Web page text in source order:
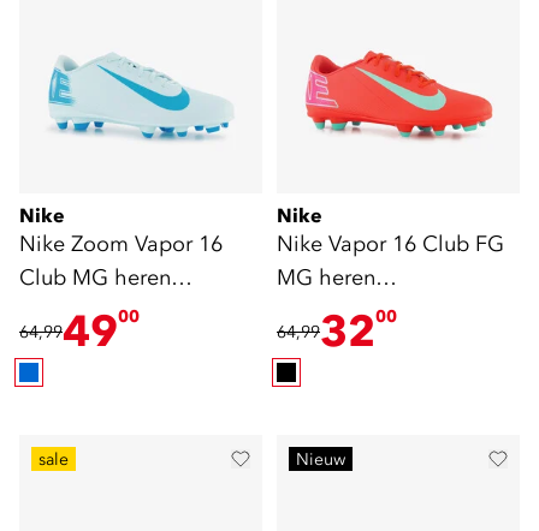
Nike
Nike Zoom Vapor 16
Club MG heren
voetbalschoenen blauw
64,994900
Nike
Nike Vapor 16 Club FG
MG heren
voetbalschoenen rood
64,993200
sale Nieuw